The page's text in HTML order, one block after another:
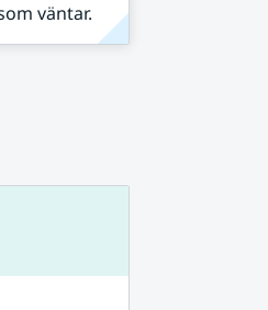
väntar.